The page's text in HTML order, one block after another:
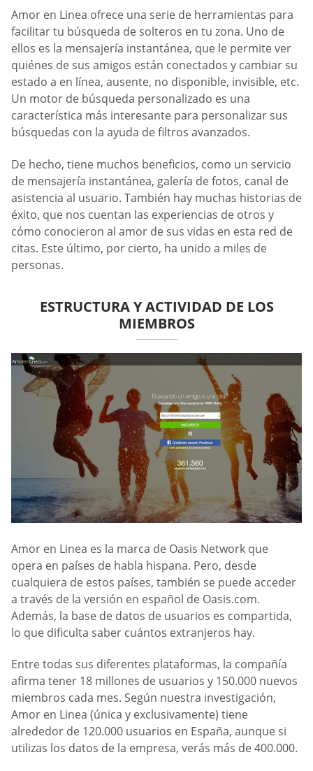
Amor en Linea ofrece una serie de herramientas para
facilitar tu búsqueda de solteros en tu zona. Uno de
ellos es la mensajería instantánea, que le permite ver
quiénes de sus amigos están conectados y cambiar su
estado a en línea, ausente, no disponible, invisible, etc.
Un motor de búsqueda personalizado es una
característica más interesante para personalizar sus
búsquedas con la ayuda de filtros avanzados.
De hecho, tiene muchos beneficios, como un servicio
de mensajería instantánea, galería de fotos, canal de
asistencia al usuario. También hay muchas historias de
éxito, que nos cuentan las experiencias de otros y
cómo conocieron al amor de sus vidas en esta red de
citas. Este último, por cierto, ha unido a miles de
personas.
ESTRUCTURA Y ACTIVIDAD DE LOS
MIEMBROS
Amor en Linea es la marca de Oasis Network que
opera en países de habla hispana. Pero, desde
cualquiera de estos países, también se puede acceder
a través de la versión en español de Oasis.com.
Además, la base de datos de usuarios es compartida,
lo que dificulta saber cuántos extranjeros hay.
Entre todas sus diferentes plataformas, la compañía
afirma tener 18 millones de usuarios y 150.000 nuevos
miembros cada mes. Según nuestra investigación,
Amor en Linea (única y exclusivamente) tiene
alrededor de 120.000 usuarios en España, aunque si
utilizas los datos de la empresa, verás más de 400.000.